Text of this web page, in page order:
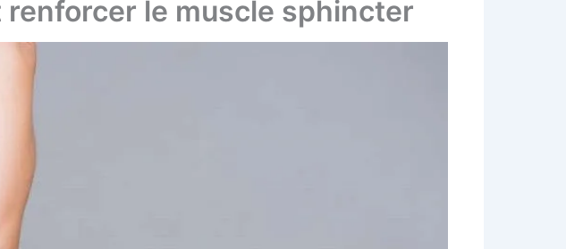
le muscle sphincter